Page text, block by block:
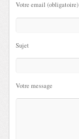
Votre email (obligatoire)
Sujet
Votre message